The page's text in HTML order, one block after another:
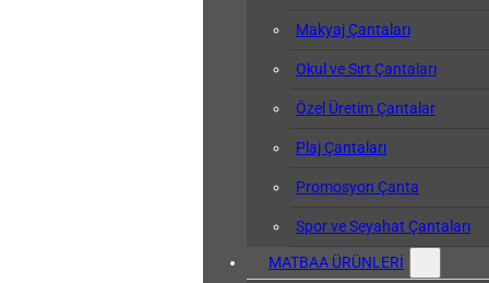
Makyaj Çantaları
Okul ve Sırt Çantaları
Özel Üretim Çantalar
Plaj Çantaları
Promosyon Çanta
Spor ve Seyahat Çantaları
MATBAA ÜRÜNLERİ